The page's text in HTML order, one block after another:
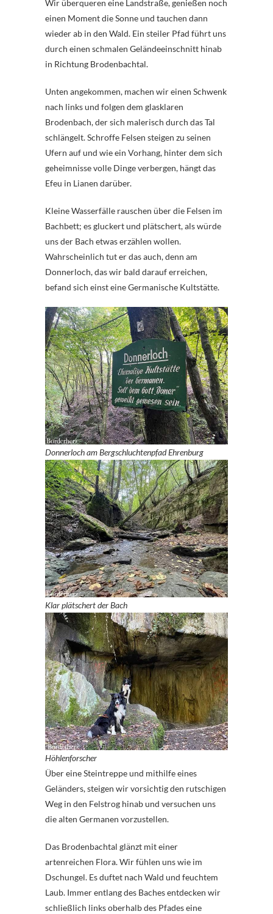
Wir überqueren eine Landstraße, genießen noch
einen Moment die Sonne und tauchen dann
wieder ab in den Wald. Ein steiler Pfad führt uns
durch einen schmalen Geländeeinschnitt hinab
in Richtung Brodenbachtal.
Unten angekommen, machen wir einen Schwenk
nach links und folgen dem glasklaren
Brodenbach, der sich malerisch durch das Tal
schlängelt. Schroffe Felsen steigen zu seinen
Ufern auf und wie ein Vorhang, hinter dem sich
geheimnisse volle Dinge verbergen, hängt das
Efeu in Lianen darüber.
Kleine Wasserfälle rauschen über die Felsen im
Bachbett; es gluckert und plätschert, als würde
uns der Bach etwas erzählen wollen.
Wahrscheinlich tut er das auch, denn am
Donnerloch, das wir bald darauf erreichen,
befand sich einst eine Germanische Kultstätte.
Donnerloch am Bergschluchtenpfad Ehrenburg
Klar plätschert der Bach
Höhlenforscher
Über eine Steintreppe und mithilfe eines
Geländers, steigen wir vorsichtig den rutschigen
Weg in den Felstrog hinab und versuchen uns
die alten Germanen vorzustellen.
Das Brodenbachtal glänzt mit einer
artenreichen Flora. Wir fühlen uns wie im
Dschungel. Es duftet nach Wald und feuchtem
Laub. Immer entlang des Baches entdecken wir
schließlich links oberhalb des Pfades eine